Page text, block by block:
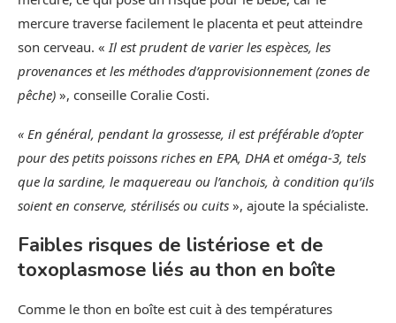
mercure traverse facilement le placenta et peut atteindre
son cerveau. «Il est prudent de varier les espèces, les
provenances et les méthodes d’approvisionnement (zones de
pêche) », conseille Coralie Costi.
« En général, pendant la grossesse, il est préférable d’opter
pour des petits poissons riches en EPA, DHA et oméga-3, tels
que la sardine, le maquereau ou l’anchois, à condition qu’ils
soient en conserve, stérilisés ou cuits », ajoute la spécialiste.
Faibles risques de listériose et de
toxoplasmose liés au thon en boîte
Comme le thon en boîte est cuit à des températures